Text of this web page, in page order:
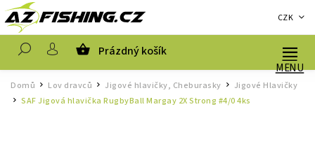
CZK
Prázdný košík
Domů / Lov dravců / Jigové hlavičky, Cheburasky
Jigové Hlavičky
/
SAF Jigová hlavička RugbyBall Margay 2X Strong #4/0 4ks